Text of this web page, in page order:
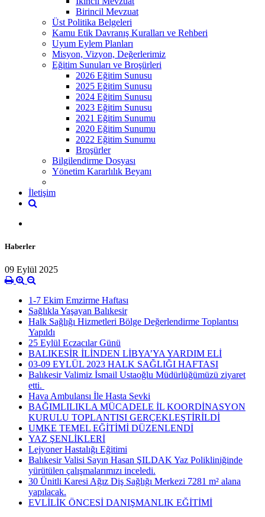
Birincil Mevzuat
Üst Politika Belgeleri
Kamu Etik Davranış Kuralları ve Rehberi
Uyum Eylem Planları
Misyon, Vizyon, Değerlerimiz
Eğitim Sunuları ve Broşürleri
2026 Eğitim Sunusu
2025 Eğitim Sunusu
2024 Eğitim Sunusu
2023 Eğitim Sunusu
2021 Eğitim Sunumu
2020 Eğitim Sunumu
2022 Eğitim Sunumu
Broşürler
Bilgilendirme Dosyası
Yönetim Kararlılık Beyanı
İletişim
Haberler
09 Eylül 2025
1-7 Ekim Emzirme Haftası
Sağlıkla Yaşayan Balıkesir
Halk Sağlığı Hizmetleri Bölge Değerlendirme Toplantısı
Yapıldı
25 Eylül Eczacılar Günü
BALIKESİR İLİNDEN LİBYA’YA YARDIM ELİ
03-09 EYLÜL 2023 HALK SAĞLIĞI HAFTASI
Balıkesir Valimiz İsmail Ustaoğlu Müdürlüğümüzü ziyaret
etti.
Hava Ambulansı İle Hasta Sevki
BAĞIMLILIKLA MÜCADELE İL KOORDİNASYON
KURULU TOPLANTISI GERÇEKLEŞTİRİLDİ
UMKE TEMEL EĞİTİMİ DÜZENLENDİ
YAZ ŞENLİKLERİ
Lejyoner Hastalığı Eğitimi
Balıkesir Valisi Sayın Hasan ŞILDAK Yaz Polikliniğinde
yürütülen çalışmalarımızı inceledi.
30 Ünitli Karesi Ağız Diş Sağlığı Merkezi 7281 m² alana
yapılacak.
EVLİLİK ÖNCESİ DANIŞMANLIK EĞİTİMİ